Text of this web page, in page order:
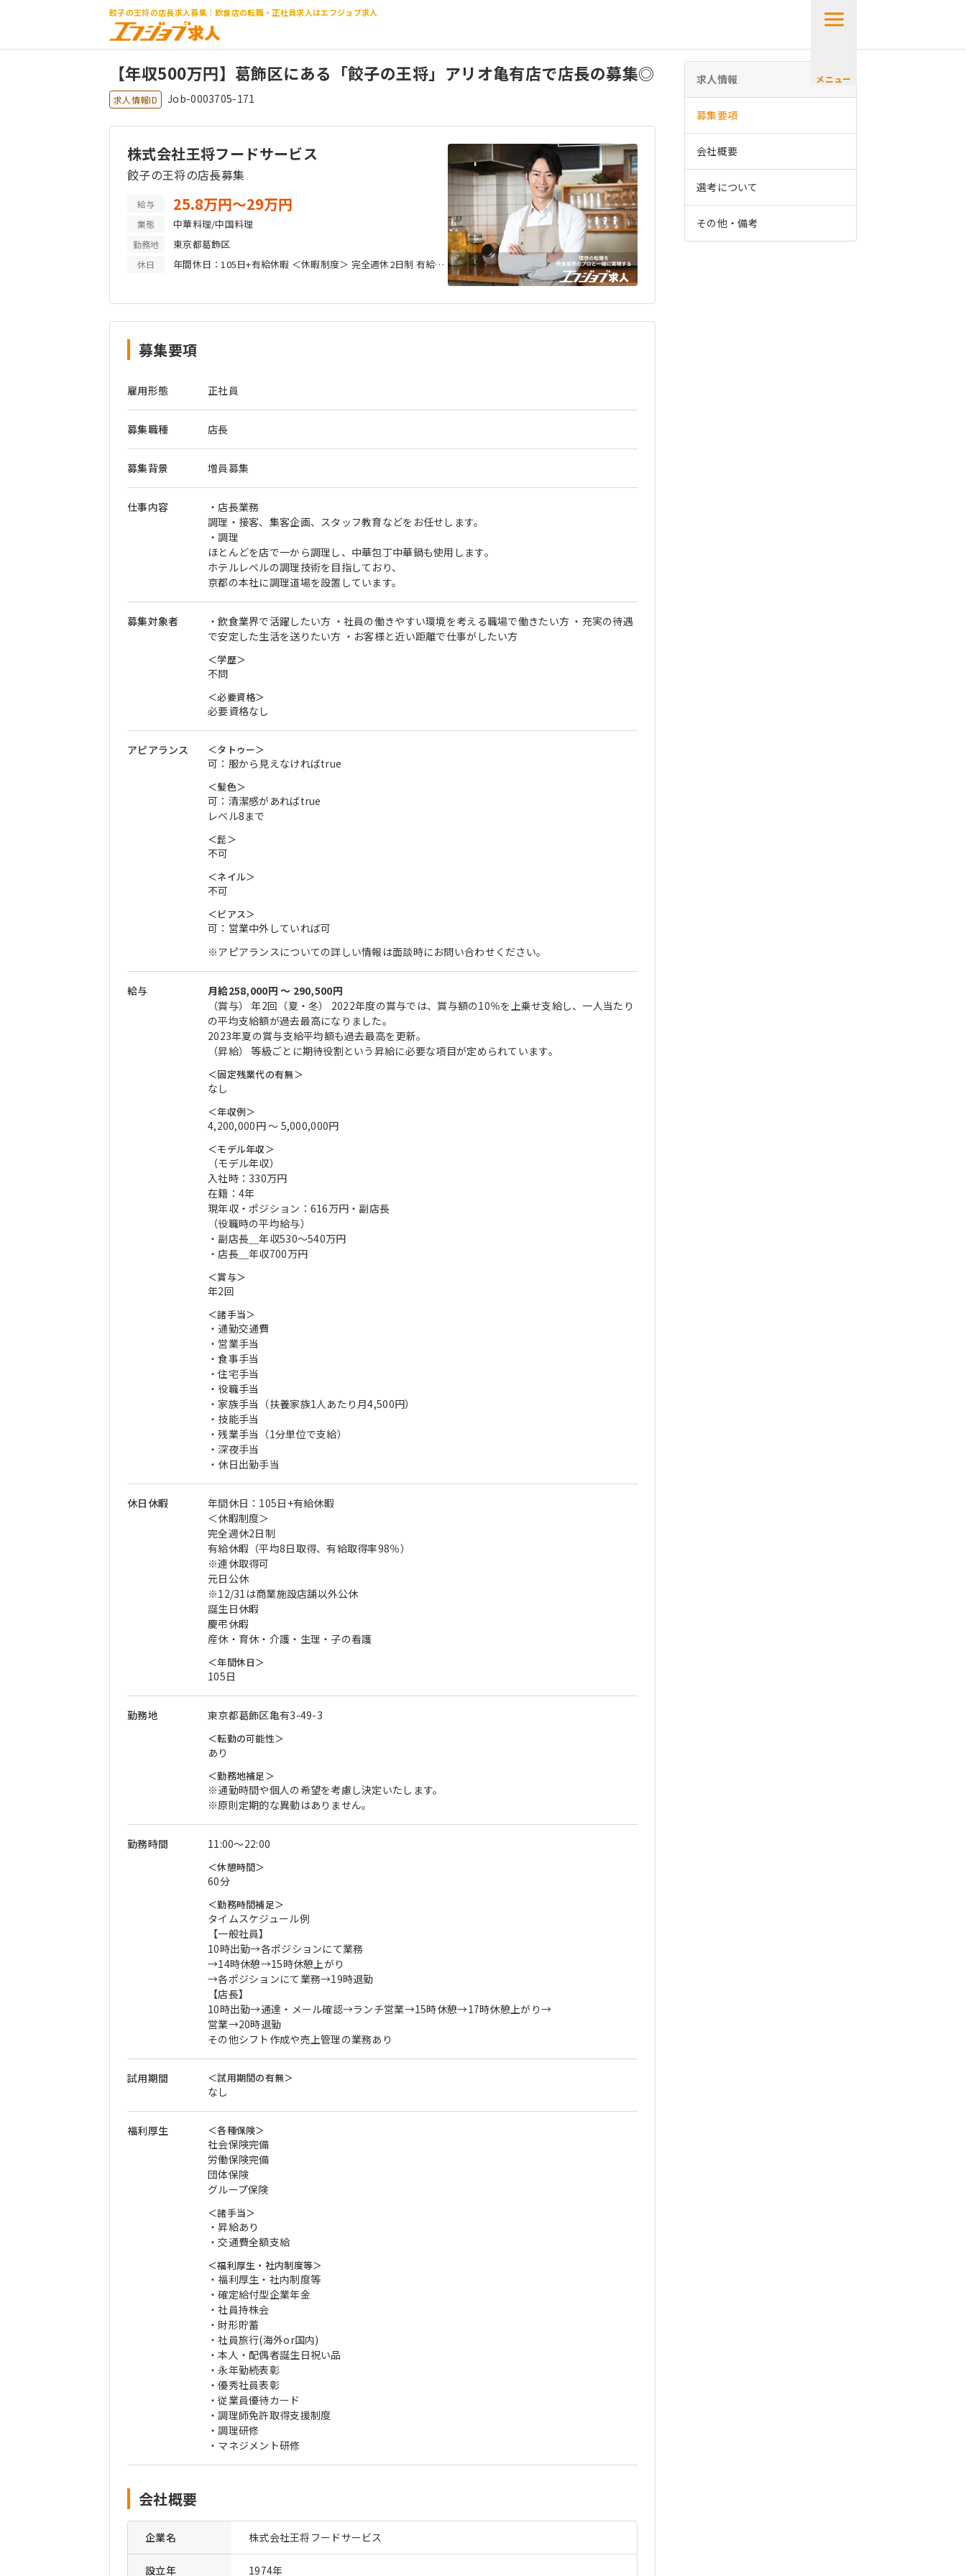
餃子の王将の店長求人募集｜飲食店の転職・正社員求人はエフジョブ求人
メニュー
【年収500万円】葛飾区にある「餃子の王将」アリオ亀有店で店長の募集◎
求人情報ID Job-0003705-171
株式会社王将フードサービス
餃子の王将の店長募集
給与 25.8万円〜29万円
業態 中華料理/中国料理
勤務地 東京都葛飾区
休日
年間休日：105日+有給休暇 ＜休暇制度＞ 完全週休2日制 有給休
募集要項
雇用形態 正社員
募集職種 店長
募集背景 増員募集
仕事内容
・店長業務
調理・接客、集客企画、スタッフ教育などをお任せします。
・調理
ほとんどを店で一から調理し、中華包丁中華鍋も使用します。
ホテルレベルの調理技術を目指しており、
京都の本社に調理道場を設置しています。
募集対象者
・飲食業界で活躍したい方 ・社員の働きやすい環境を考える職場で働きたい方 ・充実の待遇
で安定した生活を送りたい方 ・お客様と近い距離で仕事がしたい方
＜学歴＞
不問
＜必要資格＞
必要資格なし
アピアランス ＜タトゥー＞
可：服から見えなければtrue
＜髪色＞
可：清潔感があればtrue
レベル8まで
＜髭＞
不可
＜ネイル＞
不可
＜ピアス＞
可：営業中外していれば可
※アピアランスについての詳しい情報は面談時にお問い合わせください。
給与
月給258,000円 〜 290,500円
（賞与） 年2回（夏・冬） 2022年度の賞与では、賞与額の10％を上乗せ支給し、一人当たり
の平均支給額が過去最高になりました。
2023年夏の賞与支給平均額も過去最高を更新。
（昇給） 等級ごとに期待役割という昇給に必要な項目が定められています。
＜固定残業代の有無＞
なし
＜年収例＞
4,200,000円 〜 5,000,000円
＜モデル年収＞
（モデル年収）
入社時：330万円
在籍：4年
現年収・ポジション：616万円・副店長
（役職時の平均給与）
・副店長＿年収530～540万円
・店長＿年収700万円
＜賞与＞
年2回
＜諸手当＞
・通勤交通費
・営業手当
・食事手当
・住宅手当
・役職手当
・家族手当（扶養家族1人あたり月4,500円）
・技能手当
・残業手当（1分単位で支給）
・深夜手当
・休日出勤手当
休日休暇
年間休日：105日+有給休暇
＜休暇制度＞
完全週休2日制
有給休暇（平均8日取得、有給取得率98％）
※連休取得可
元日公休
※12/31は商業施設店舗以外公休
誕生日休暇
慶弔休暇
産休・育休・介護・生理・子の看護
＜年間休日＞
105日
勤務地 東京都葛飾区亀有3-49-3
＜転勤の可能性＞
あり
＜勤務地補足＞
※通勤時間や個人の希望を考慮し決定いたします。
※原則定期的な異動はありません。
勤務時間 11:00〜22:00
＜休憩時間＞
60分
＜勤務時間補足＞
タイムスケジュール例
【一般社員】
10時出勤→各ポジションにて業務
→14時休憩→15時休憩上がり
→各ポジションにて業務→19時退勤
【店長】
10時出勤→通達・メール確認→ランチ営業→15時休憩→17時休憩上がり→
営業→20時退勤
その他シフト作成や売上管理の業務あり
試用期間 ＜試用期間の有無＞
なし
福利厚生 ＜各種保険＞
社会保険完備
労働保険完備
団体保険
グループ保険
＜諸手当＞
・昇給あり
・交通費全額支給
＜福利厚生・社内制度等＞
・福利厚生・社内制度等
・確定給付型企業年金
・社員持株会
・財形貯蓄
・社員旅行(海外or国内)
・本人・配偶者誕生日祝い品
・永年勤続表彰
・優秀社員表彰
・従業員優待カード
・調理師免許取得支援制度
・調理研修
・マネジメント研修
会社概要
企業名 株式会社王将フードサービス
設立年 1974年
求人情報
募集要項
会社概要
選考について
その他・備考